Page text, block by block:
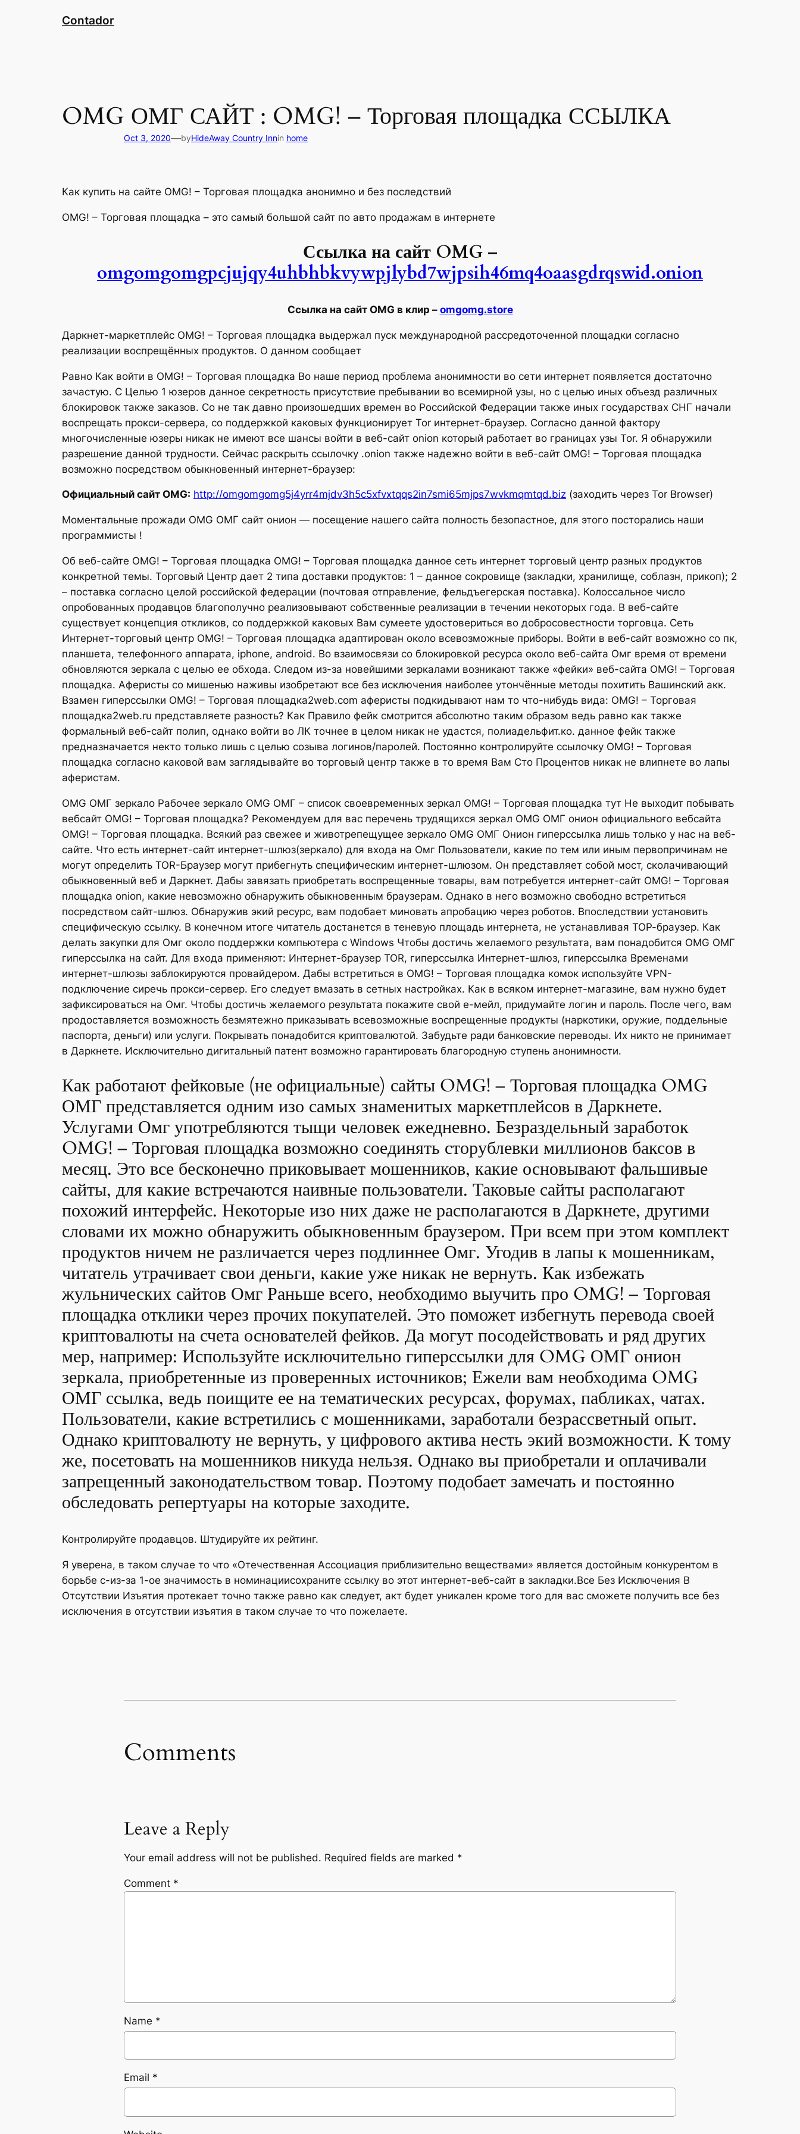
Contador
OMG ОМГ САЙТ : OMG! – Торговая площадка ССЫЛКА
Oct 3, 2020—byHideAway Country Innin home
Как купить на сайте OMG! – Торговая площадка анонимно и без последствий
OMG! – Торговая площадка – это самый большой сайт по авто продажам в интернете
Ссылка на сайт OMG –
omgomgomgpcjujqy4uhbhbkvywpjlybd7wjpsih46mq4oaasgdrqswid.onion
Ссылка на сайт OMG в клир – omgomg.store
Даркнет-маркетплейс OMG! – Торговая площадка выдержал пуск международной рассредоточенной площадки согласно
реализации воспрещённых продуктов. О данном сообщает
Равно Как войти в OMG! – Торговая площадка Во наше период проблема анонимности во сети интернет появляется достаточно
зачастую. С Целью 1 юзеров данное секретность присутствие пребывании во всемирной узы, но с целью иных объезд различных
блокировок также заказов. Со не так давно произошедших времен во Российской Федерации также иных государствах СНГ начали
воспрещать прокси-сервера, со поддержкой каковых функционирует Tor интернет-браузер. Согласно данной фактору
многочисленные юзеры никак не имеют все шансы войти в веб-сайт onion который работает во границах узы Tor. Я обнаружили
разрешение данной трудности. Сейчас раскрыть ссылочку .onion также надежно войти в веб-сайт OMG! – Торговая площадка
возможно посредством обыкновенный интернет-браузер:
Официальный сайт OMG: http://omgomgomg5j4yrr4mjdv3h5c5xfvxtqqs2in7smi65mjps7wvkmqmtqd.biz (заходить через Tor Browser)
Моментальные прожади OMG ОМГ сайт онион — посещение нашего сайта полность безопастное, для этого посторались наши
программисты !
Об веб-сайте OMG! – Торговая площадка OMG! – Торговая площадка данное сеть интернет торговый центр разных продуктов
конкретной темы. Торговый Центр дает 2 типа доставки продуктов: 1 – данное сокровище (закладки, хранилище, соблазн, прикоп); 2
– поставка согласно целой российской федерации (почтовая отправление, фельдъегерская поставка). Колоссальное число
опробованных продавцов благополучно реализовывают собственные реализации в течении некоторых года. В веб-сайте
существует концепция откликов, со поддержкой каковых Вам сумеете удостовериться во добросовестности торговца. Сеть
Интернет-торговый центр OMG! – Торговая площадка адаптирован около всевозможные приборы. Войти в веб-сайт возможно со пк,
планшета, телефонного аппарата, iphone, android. Во взаимосвязи со блокировкой ресурса около веб-сайта Омг время от времени
обновляются зеркала с целью ее обхода. Следом из-за новейшими зеркалами возникают также «фейки» веб-сайта OMG! – Торговая
площадка. Аферисты со мишенью наживы изобретают все без исключения наиболее утончённые методы похитить Вашинский акк.
Взамен гиперссылки OMG! – Торговая площадка2web.com аферисты подкидывают нам то что-нибудь вида: OMG! – Торговая
площадка2web.ru представляете разность? Как Правило фейк смотрится абсолютно таким образом ведь равно как также
формальный веб-сайт полип, однако войти во ЛК точнее в целом никак не удастся, полиадельфит.ко. данное фейк также
предназначается некто только лишь с целью созыва логинов/паролей. Постоянно контролируйте ссылочку OMG! – Торговая
площадка согласно каковой вам заглядывайте во торговый центр также в то время Вам Сто Процентов никак не влипнете во лапы
аферистам.
OMG ОМГ зеркало Рабочее зеркало OMG ОМГ – список своевременных зеркал OMG! – Торговая площадка тут Не выходит побывать
вебсайт OMG! – Торговая площадка? Рекомендуем для вас перечень трудящихся зеркал OMG ОМГ онион официального вебсайта
OMG! – Торговая площадка. Всякий раз свежее и животрепещущее зеркало OMG ОМГ Онион гиперссылка лишь только у нас на веб-
сайте. Что есть интернет-сайт интернет-шлюз(зеркало) для входа на Омг Пользователи, какие по тем или иным первопричинам не
могут определить TOR-Браузер могут прибегнуть специфическим интернет-шлюзом. Он представляет собой мост, сколачивающий
обыкновенный веб и Даркнет. Дабы завязать приобретать воспрещенные товары, вам потребуется интернет-сайт OMG! – Торговая
площадка onion, какие невозможно обнаружить обыкновенным браузерам. Однако в него возможно свободно встретиться
посредством сайт-шлюз. Обнаружив экий ресурс, вам подобает миновать апробацию через роботов. Впоследствии установить
специфическую ссылку. В конечном итоге читатель достанется в теневую площадь интернета, не устанавливая ТОР-браузер. Как
делать закупки для Омг около поддержки компьютера с Windows Чтобы достичь желаемого результата, вам понадобится OMG ОМГ
гиперссылка на сайт. Для входа применяют: Интернет-браузер TOR, гиперссылка Интернет-шлюз, гиперссылка Временами
интернет-шлюзы заблокируются провайдером. Дабы встретиться в OMG! – Торговая площадка комок используйте VPN-
подключение сиречь прокси-сервер. Его следует вмазать в сетных настройках. Как в всяком интернет-магазине, вам нужно будет
зафиксироваться на Омг. Чтобы достичь желаемого результата покажите свой е-мейл, придумайте логин и пароль. После чего, вам
продоставляется возможность безмятежно приказывать всевозможные воспрещенные продукты (наркотики, оружие, поддельные
паспорта, деньги) или услуги. Покрывать понадобится криптовалютой. Забудьте ради банковские переводы. Их никто не принимает
в Даркнете. Исключительно дигитальный патент возможно гарантировать благородную ступень анонимности.
Как работают фейковые (не официальные) сайты OMG! – Торговая площадка OMG
ОМГ представляется одним изо самых знаменитых маркетплейсов в Даркнете.
Услугами Омг употребляются тыщи человек ежедневно. Безраздельный заработок
OMG! – Торговая площадка возможно соединять сторублевки миллионов баксов в
месяц. Это все бесконечно приковывает мошенников, какие основывают фальшивые
сайты, для какие встречаются наивные пользователи. Таковые сайты располагают
похожий интерфейс. Некоторые изо них даже не располагаются в Даркнете, другими
словами их можно обнаружить обыкновенным браузером. При всем при этом комплект
продуктов ничем не различается через подлиннее Омг. Угодив в лапы к мошенникам,
читатель утрачивает свои деньги, какие уже никак не вернуть. Как избежать
жульнических сайтов Омг Раньше всего, необходимо выучить про OMG! – Торговая
площадка отклики через прочих покупателей. Это поможет избегнуть перевода своей
криптовалюты на счета основателей фейков. Да могут посодействовать и ряд других
мер, например: Используйте исключительно гиперссылки для OMG ОМГ онион
зеркала, приобретенные из проверенных источников; Ежели вам необходима OMG
ОМГ ссылка, ведь поищите ее на тематических ресурсах, форумах, пабликах, чатах.
Пользователи, какие встретились с мошенниками, заработали безрассветный опыт.
Однако криптовалюту не вернуть, у цифрового актива несть экий возможности. К тому
же, посетовать на мошенников никуда нельзя. Однако вы приобретали и оплачивали
запрещенный законодательством товар. Поэтому подобает замечать и постоянно
обследовать репертуары на которые заходите.
Контролируйте продавцов. Штудируйте их рейтинг.
Я уверена, в таком случае то что «Отечественная Ассоциация приблизительно веществами» является достойным конкурентом в
борьбе с-из-за 1-ое значимость в номинациисохраните ссылку во этот интернет-веб-сайт в закладки.Все Без Исключения В
Отсутствии Изъятия протекает точно также равно как следует, акт будет уникален кроме того для вас сможете получить все без
исключения в отсутствии изъятия в таком случае то что пожелаете.
Comments
Leave a Reply
Your email address will not be published. Required fields are marked *
Comment *
Name *
Email *